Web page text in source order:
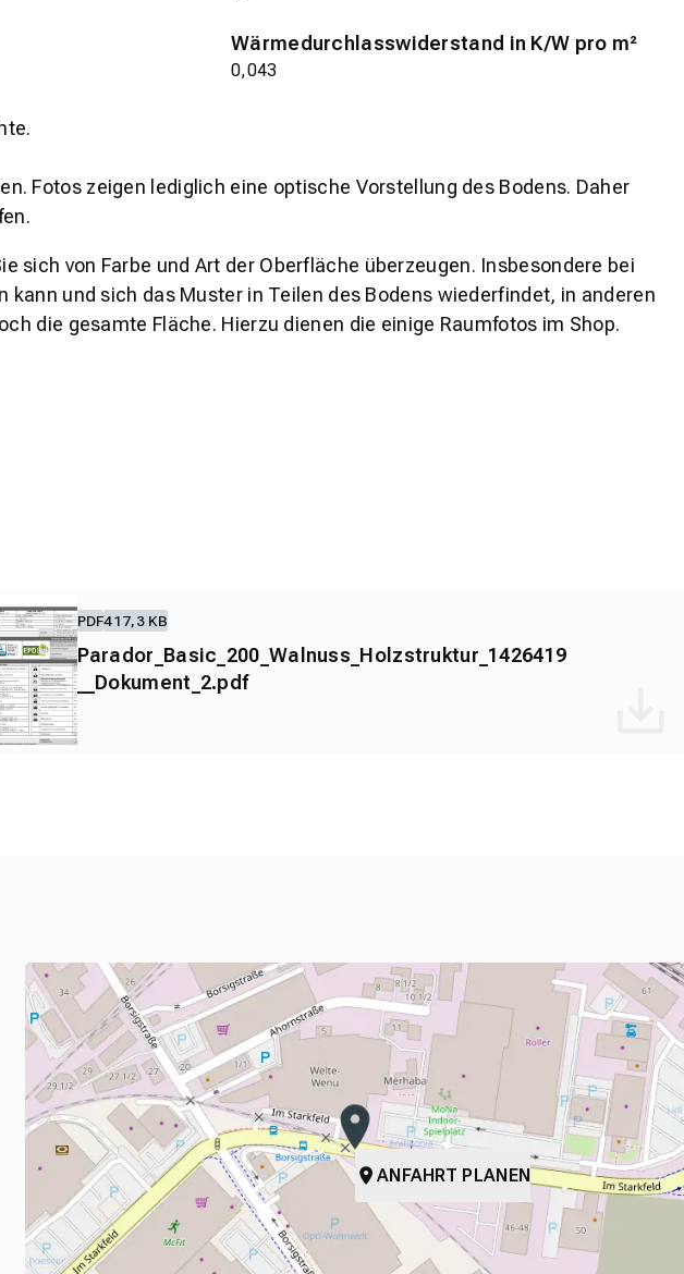
Wärmedurchlasswiderstand in K/W pro m²
0,043
Fotos zeigen lediglich eine optische Vorstellung des Bodens. Daher
sich von Farbe und Art der Oberfläche überzeugen. Insbesondere bei
und sich das Muster in Teilen des Bodens wiederfindet, in anderen
die gesamte Fläche. Hierzu dienen die einige Raumfotos im Shop.
PDF417,3 KB
Parador_Basic_200_Walnuss_Holzstruktur_1426419
__Dokument_2.pdf
ANFAHRT PLANEN